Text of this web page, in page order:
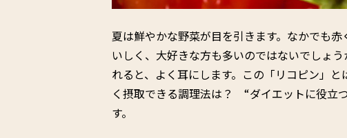
夏は鮮やかな野菜が目を引きます。なかでも
いしく、大好きな方も多いのではないでしょ
れると、よく耳にします。この「リコピン」
く摂取できる調理法は？ “ダイエットに役立
す。